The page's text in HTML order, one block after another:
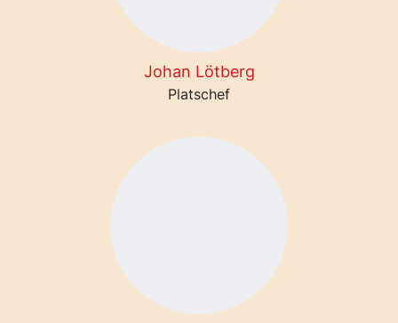
Johan Lötberg
Platschef